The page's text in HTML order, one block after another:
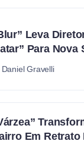
Leva
Para Nova
Daniel Gravelli
Em Retrato